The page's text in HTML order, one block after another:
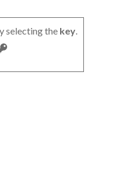
selecting the key.